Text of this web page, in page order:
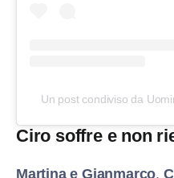
Un post condiviso da
Ciro soffre e non
Martina e Gianmarco,